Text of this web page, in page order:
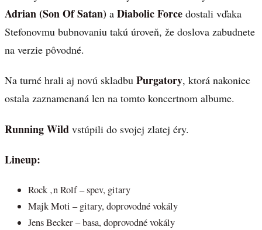
Adrian (Son Of Satan) a Diabolic Force dostali vďaka
Stefonovmu bubnovaniu takú úroveň, že doslova zabudnete
na verzie pôvodné.
Na turné hrali aj novú skladbu Purgatory, ktorá nakoniec
ostala zaznamenaná len na tomto koncertnom albume.
Running Wild vstúpili do svojej zlatej éry.
Lineup:
Rock ‚n Rolf – spev, gitary
Majk Moti – gitary, doprovodné vokály
Jens Becker – basa, doprovodné vokály